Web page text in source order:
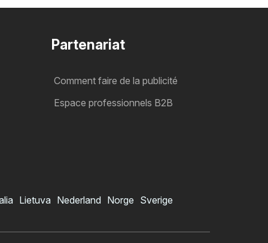
Partenariat
Comment faire de la publicité
Espace professionnels B2B
Lietuva Nederland Norge Sverige